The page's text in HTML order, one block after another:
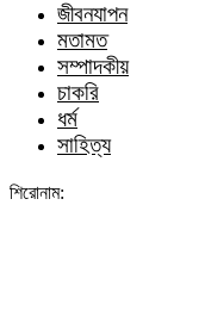
জীবনযাপন
মতামত
সম্পাদকীয়
চাকরি
ধর্ম
সাহিত্য
শিরোনাম: